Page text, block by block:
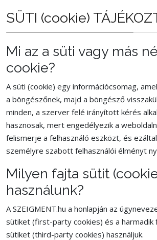
SÜTI (cookie)
Mi az a süti vagy más
cookie?
A süti (cookie) egy információcsomag,
a böngészőnek, majd a böngésző
minden, a szerver felé irányított kérés
hasznosak, mert engedélyezik a
felismerje a felhasználó eszközt, és
személyre szabott felhasználói élményt
Milyen fajta sütit
használunk?
A SZEIGMENT.hu a honlapján az
sütiket (first-party cookies) és a harmadik
sütiket (third-party cookies) használjuk.